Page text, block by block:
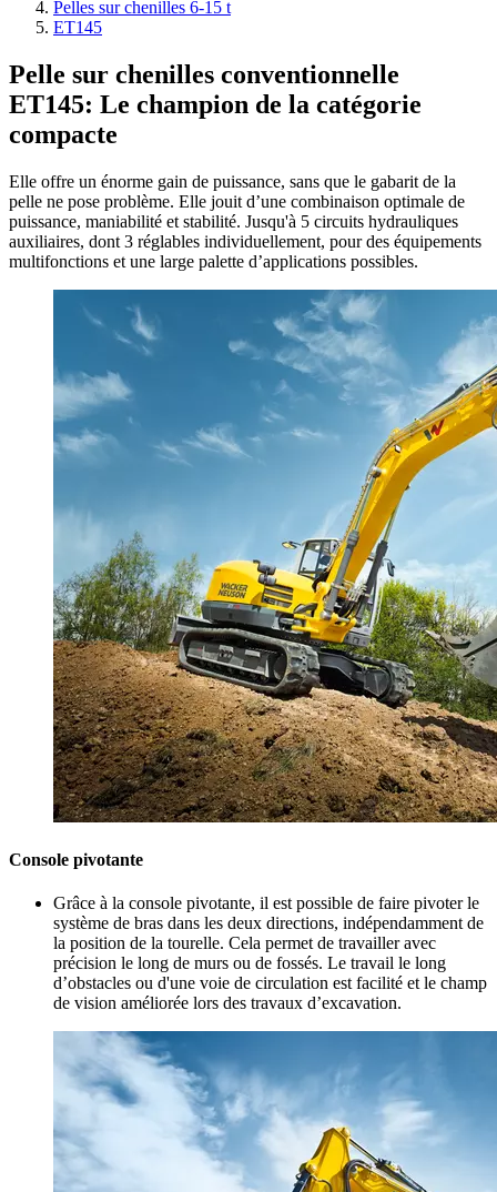
Pelles sur chenilles 6-15 t
ET145
Pelle sur chenilles conventionnelle
ET145: Le champion de la catégorie
compacte
Elle offre un énorme gain de puissance, sans que le gabarit de la
pelle ne pose problème. Elle jouit d’une combinaison optimale de
puissance, maniabilité et stabilité. Jusqu'à 5 circuits hydrauliques
auxiliaires, dont 3 réglables individuellement, pour des équipements
multifonctions et une large palette d’applications possibles.
Console pivotante
Grâce à la console pivotante, il est possible de faire pivoter le
système de bras dans les deux directions, indépendamment de
la position de la tourelle. Cela permet de travailler avec
précision le long de murs ou de fossés. Le travail le long
d’obstacles ou d'une voie de circulation est facilité et le champ
de vision améliorée lors des travaux d’excavation.